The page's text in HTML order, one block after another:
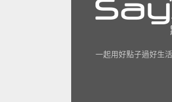
一起用好點子過好生活